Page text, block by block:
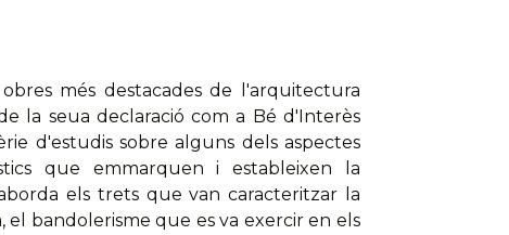
més destacades de l'arquitectura
la seua declaració com a Bé d'Interès
d'estudis sobre alguns dels aspectes
que emmarquen i estableixen la
els trets que van caracteritzar la
bandolerisme que es va exercir en els